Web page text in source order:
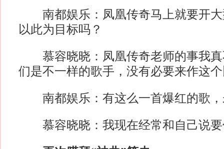
南都娱乐：凤凰传奇马上就要开大
以此为目标吗？
慕容晓晓：凤凰传奇老师的事我真
们是不一样的歌手，没有必要来作这
南都娱乐：有这么一首爆红的歌，
慕容晓晓：我现在经常和自己说要